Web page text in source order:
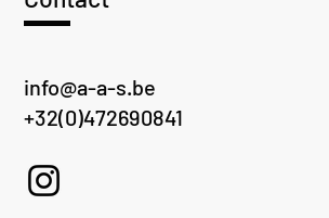
info@a-a-s.be
+32(0)472690841